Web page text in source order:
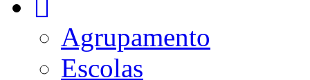
Agrupamento
Escolas